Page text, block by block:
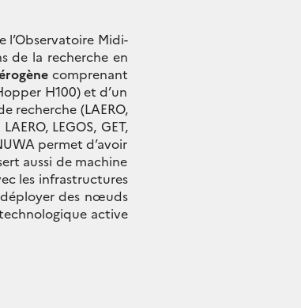
l’Observatoire Midi-
de la recherche en
comprenant
H100) et d’un
recherche (LAERO,
LEGOS, GET,
permet d’avoir
aussi de machine
les infrastructures
déployer des nœuds
active